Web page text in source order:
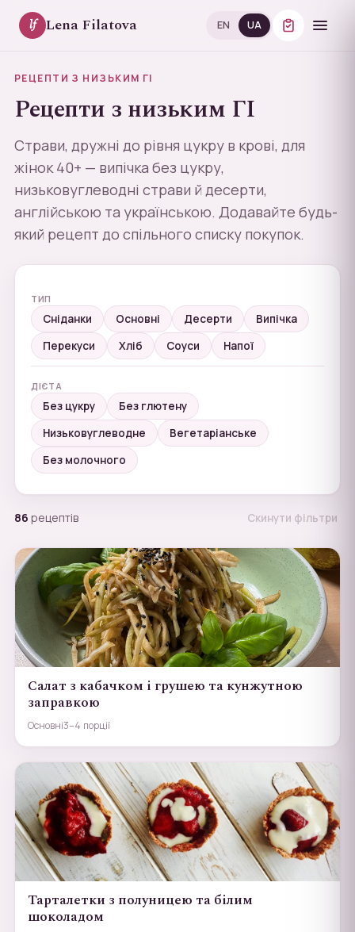
lf Lena Filatova EN UA
РЕЦЕПТИ З НИЗЬКИМ ГІ
Рецепти з низьким ГІ
Страви, дружні до рівня цукру в крові, для
жінок 40+ — випічка без цукру,
низьковуглеводні страви й десерти,
англійською та українською. Додавайте будь-
який рецепт до спільного списку покупок.
ТИП
Сніданки Основні Десерти
Випічка
Перекуси
Хліб Соуси Напої
ДІЄТА
Без цукру
Без глютену
Низьковуглеводне
Вегетаріанське
Без молочного
86 рецептів Скинути фільтри
Салат з кабачком і грушею та кунжутною
заправкою
Основні3–4 порції
Тарталетки з полуницею та білим
шоколадом